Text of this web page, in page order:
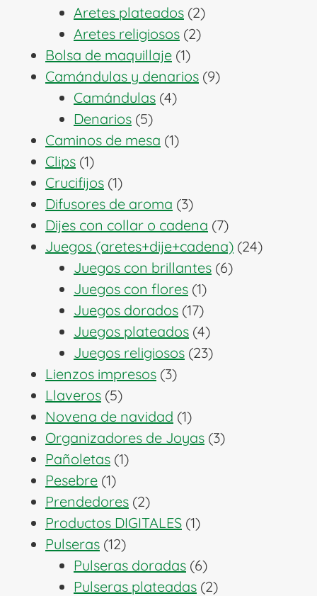
productos
Aretes plateados 22
productos
Aretes religiosos 22
Bolsa de maquillaje 11
producto
Camándulas y denarios 99
Camándulas 44
Denarios 55
productos
Caminos de mesa 11
Clips 11
producto
Crucifijos 11
producto
Difusores de aroma 33
productos
Dijes con collar o cadena 77
productos
Juegos (aretes+dije+cadena) 2424
Juegos con brillantes 66
Juegos con flores 11
producto
Juegos dorados 1717
productos
Juegos plateados 44
productos
Juegos religiosos 2323
Lienzos impresos 33
Llaveros 55
productos
Novena de navidad 11
producto
Organizadores de Joyas 33
Pañoletas 11
Pesebre 11
producto
Prendedores 22
productos
Productos DIGITALES 11
Pulseras 1212
productos
Pulseras doradas 66
productos
Pulseras plateadas 22